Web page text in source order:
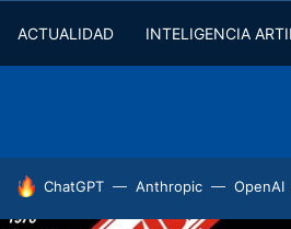
ACTUALIDAD INTELIGENCIA
HOY SE HABLA DE
ChatGPT Anthropic OpenAI